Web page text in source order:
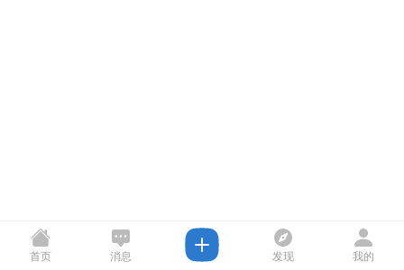
首页 消息 发现 我的